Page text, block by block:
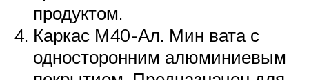
продуктом.
Каркас М40-Ал. Мин вата с
односторонним алюминиевым